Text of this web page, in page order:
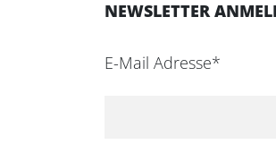
NEWSLETTER
E-Mail Adresse*